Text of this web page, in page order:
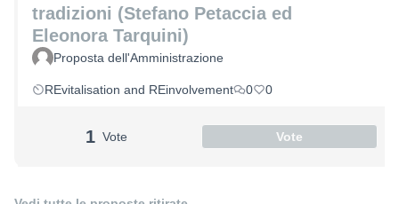
tradizioni (Stefano Petaccia ed
Eleonora Tarquini)
Proposta dell'Amministrazione
REvitalisation and REinvolvement 0 0
1 Vote Vote